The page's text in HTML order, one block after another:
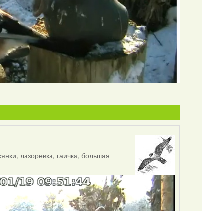
лазоревка, гаичка, большая